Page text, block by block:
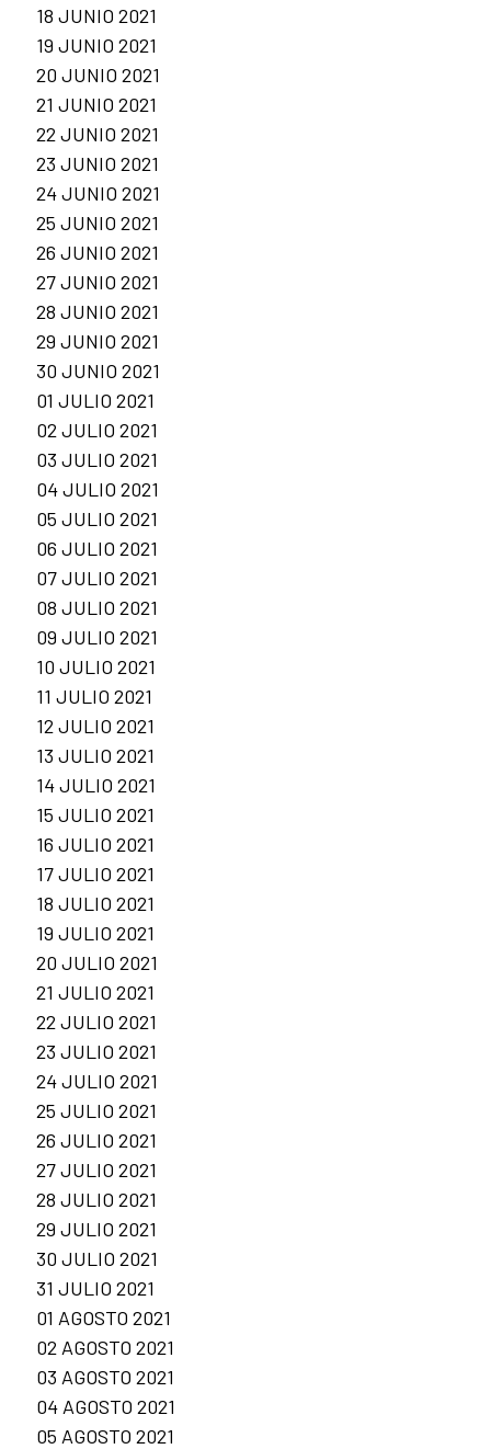
18 JUNIO 2021
19 JUNIO 2021
20 JUNIO 2021
21 JUNIO 2021
22 JUNIO 2021
23 JUNIO 2021
24 JUNIO 2021
25 JUNIO 2021
26 JUNIO 2021
27 JUNIO 2021
28 JUNIO 2021
29 JUNIO 2021
30 JUNIO 2021
01 JULIO 2021
02 JULIO 2021
03 JULIO 2021
04 JULIO 2021
05 JULIO 2021
06 JULIO 2021
07 JULIO 2021
08 JULIO 2021
09 JULIO 2021
10 JULIO 2021
11 JULIO 2021
12 JULIO 2021
13 JULIO 2021
14 JULIO 2021
15 JULIO 2021
16 JULIO 2021
17 JULIO 2021
18 JULIO 2021
19 JULIO 2021
20 JULIO 2021
21 JULIO 2021
22 JULIO 2021
23 JULIO 2021
24 JULIO 2021
25 JULIO 2021
26 JULIO 2021
27 JULIO 2021
28 JULIO 2021
29 JULIO 2021
30 JULIO 2021
31 JULIO 2021
01 AGOSTO 2021
02 AGOSTO 2021
03 AGOSTO 2021
04 AGOSTO 2021
05 AGOSTO 2021